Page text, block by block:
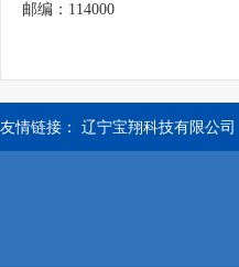
邮编：114000
友情链接： 辽宁宝翔科技有限公司